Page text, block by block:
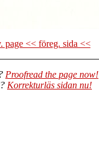
page << föreg. sida <<
Proofread the page now!
Korrekturläs sidan nu!